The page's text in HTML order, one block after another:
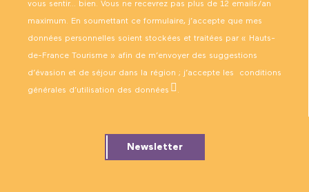
vous sentir… bien. Vous ne recevrez pas plus de 12 emails/an
maximum. En soumettant ce formulaire, j’accepte que mes
données personnelles soient stockées et traitées par « Hauts-
de-France Tourisme » afin de m’envoyer des suggestions
d’évasion et de séjour dans la région ; j’accepte les conditions
générales d’utilisation des données .
Newsletter